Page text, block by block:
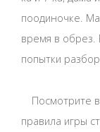
поодиночке.
время в обрез.
попытки
Посмотрите
правила игры